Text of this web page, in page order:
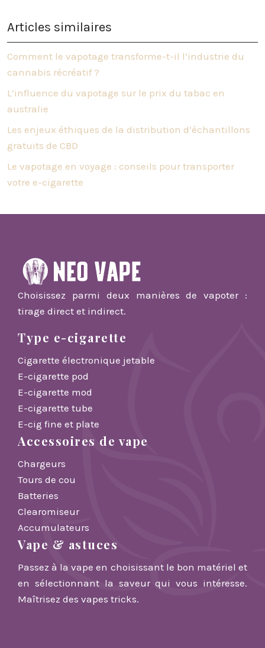
Articles similaires
Comment le vapotage transforme-t-il l’industrie du
cannabis récréatif ?
L’influence du vapotage sur le prix du tabac en
australie
Les enjeux éthiques de la distribution d’échantillons
gratuits de CBD
Le vapotage en voyage : conseils pour transporter
votre e-cigarette
Choisissez parmi deux manières de vapoter :
tirage direct et indirect.
Type e-cigarette
Cigarette électronique jetable
E-cigarette pod
E-cigarette mod
E-cigarette tube
E-cig fine et plate
Accessoires de vape
Chargeurs
Tours de cou
Batteries
Clearomiseur
Accumulateurs
Vape & astuces
Passez à la vape en choisissant le bon matériel et
en sélectionnant la saveur qui vous intéresse.
Maîtrisez des vapes tricks.